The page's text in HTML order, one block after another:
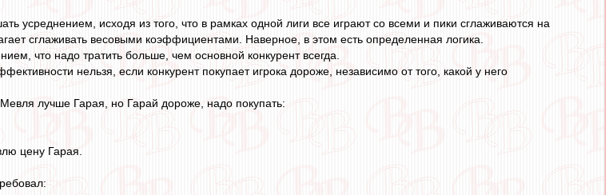
усреднением, исходя из того, что в рамках одной лиги все играют со всеми и пики сглаживаются на
сглаживать весовыми коэффициентами. Наверное, в этом есть определенная логика.
что надо тратить больше, чем основной конкурент всегда.
нельзя, если конкурент покупает игрока дороже, независимо от того, какой у него
лучше Гарая, но Гарай дороже, надо покупать:
цену Гарая.